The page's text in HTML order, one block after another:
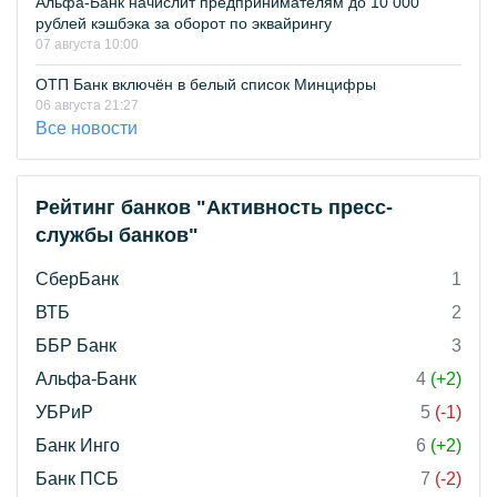
рублей кэшбэка за оборот по эквайрингу
07 августа 10:00
ОТП Банк включён в белый список Минцифры
06 августа 21:27
Все новости
Рейтинг банков "Активность пресс-
службы банков"
СберБанк
1
ВТБ
2
ББР Банк
3
Альфа-Банк
4 (+2)
УБРиР
5 (-1)
Банк Инго
6 (+2)
Банк ПСБ
7 (-2)